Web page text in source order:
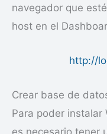
navegador que
host en el
http://
Crear base de
Para poder instalar